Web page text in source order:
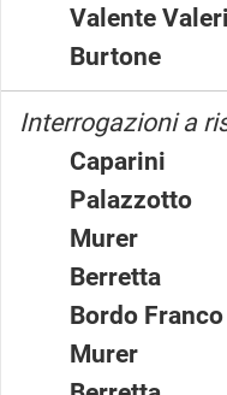
Valente
Burtone
Interrogazioni a
Caparini
Murer
Berretta
Bordo
Murer